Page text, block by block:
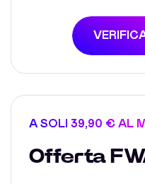
A SOLI 39,90 € AL
Offerta